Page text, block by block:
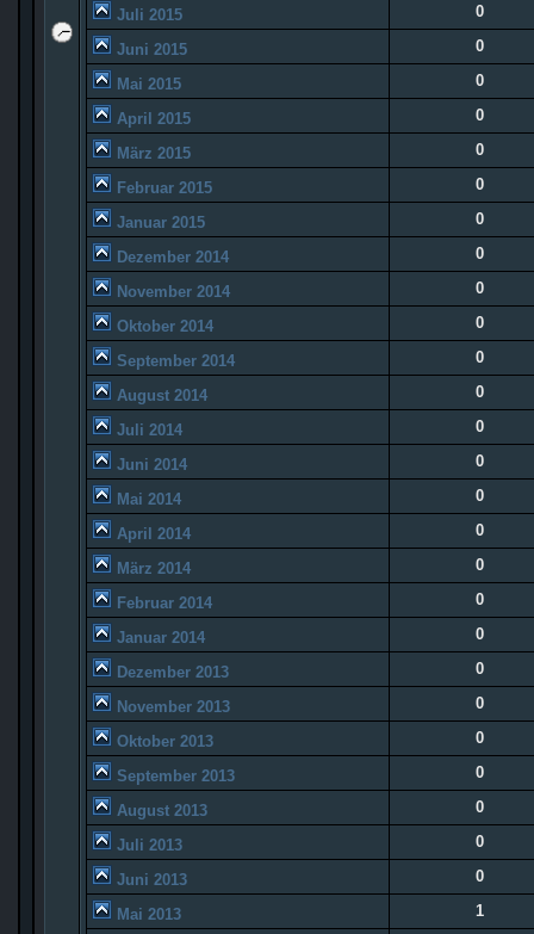
Juli 2015 0
Juni 2015 0
Mai 2015 0
April 2015 0
März 2015 0
Februar 2015 0
Januar 2015 0
Dezember 2014 0
November 2014 0
Oktober 2014 0
September 2014 0
August 2014 0
Juli 2014 0
Juni 2014 0
Mai 2014 0
April 2014 0
März 2014 0
Februar 2014 0
Januar 2014 0
Dezember 2013 0
November 2013 0
Oktober 2013 0
September 2013 0
August 2013 0
Juli 2013 0
Juni 2013 0
Mai 2013 1